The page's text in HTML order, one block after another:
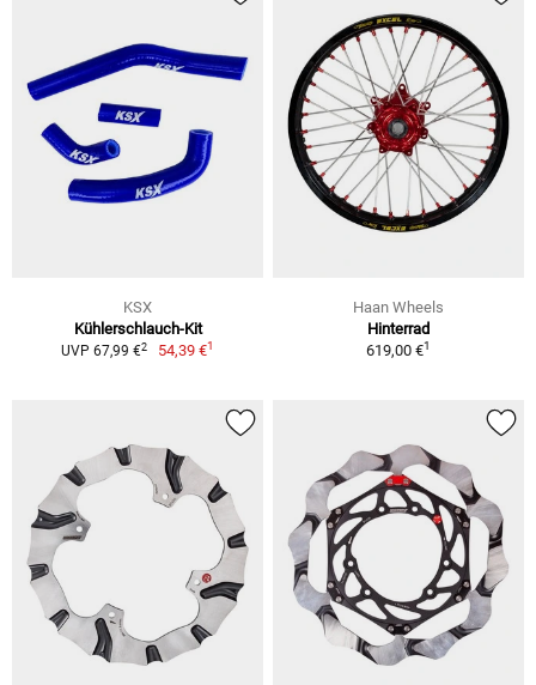
KSX
Kühlerschlauch-Kit
UVP 67,99 €2 54,39 €1
Haan Wheels
Hinterrad
619,00 €1